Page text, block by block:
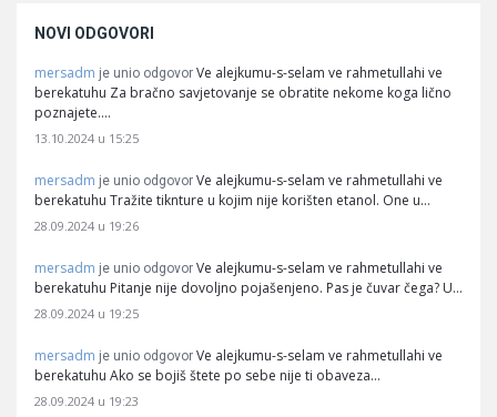
NOVI ODGOVORI
mersadm je unio odgovor Ve alejkumu-s-selam ve rahmetullahi ve
berekatuhu Za bračno savjetovanje se obratite nekome koga lično
poznajete.…
13.10.2024 u 15:25
mersadm je unio odgovor Ve alejkumu-s-selam ve rahmetullahi ve
berekatuhu Tražite tiknture u kojim nije korišten etanol. One u…
28.09.2024 u 19:26
mersadm je unio odgovor Ve alejkumu-s-selam ve rahmetullahi ve
berekatuhu Pitanje nije dovoljno pojašenjeno. Pas je čuvar čega? U…
28.09.2024 u 19:25
mersadm je unio odgovor Ve alejkumu-s-selam ve rahmetullahi ve
berekatuhu Ako se bojiš štete po sebe nije ti obaveza…
28.09.2024 u 19:23